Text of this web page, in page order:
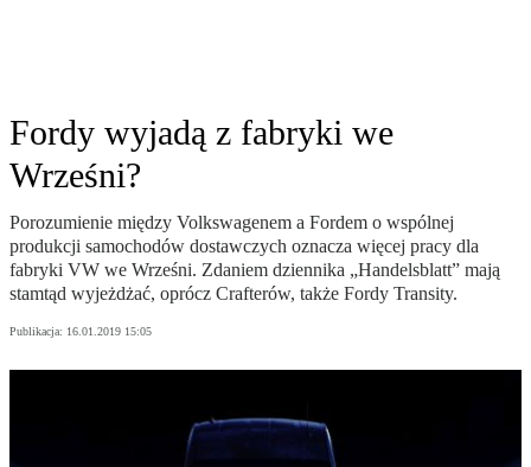
Fordy wyjadą z fabryki we
Wrześni?
Porozumienie między Volkswagenem a Fordem o wspólnej
produkcji samochodów dostawczych oznacza więcej pracy dla
fabryki VW we Wrześni. Zdaniem dziennika „Handelsblatt” mają
stamtąd wyjeżdżać, oprócz Crafterów, także Fordy Transity.
Publikacja: 16.01.2019 15:05